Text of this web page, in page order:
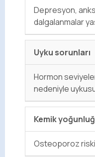
Depresyon,
dalgalanmalar
Uyku sorunları
Hormon
nedeniyle
Kemik
Osteoporoz